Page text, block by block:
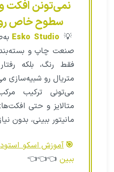
نمی‌تونن افکت
سطوح خاص
💡
Esko Studio
صنعت چاپ و
فقط رنگ، بلکه
متریال رو شبیه‌سازی
می‌تونی ترکیب
متالایز و حتی
مانیتور ببینی، بدون
🎯آموزش اسکو
ببین 👈👈👈